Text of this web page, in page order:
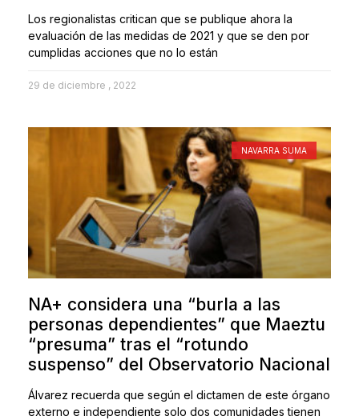
Los regionalistas critican que se publique ahora la
evaluación de las medidas de 2021 y que se den por
cumplidas acciones que no lo están
29 de diciembre , 2022
NAVARRA SUMA
NA+ considera una “burla a las
personas dependientes” que Maeztu
“presuma” tras el “rotundo
suspenso” del Observatorio Nacional
Álvarez recuerda que según el dictamen de este órgano
externo e independiente solo dos comunidades tienen